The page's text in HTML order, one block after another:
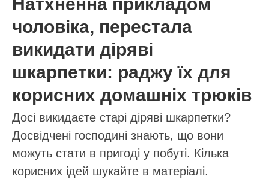
чоловіка, перестала
викидати діряві
шкарпетки: раджу їх для
корисних домашніх трюків
Досі викидаєте старі діряві шкарпетки?
Досвідчені господині знають, що вони
можуть стати в пригоді у побуті. Кілька
корисних ідей шукайте в матеріалі.